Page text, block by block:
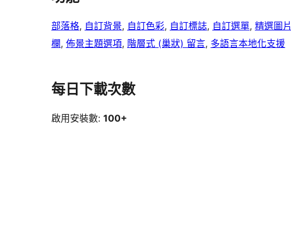
部落格, 自訂背景, 自訂色彩, 自訂標誌, 自訂選單, 精選圖片
欄, 佈景主題選項, 階層式 (巢狀) 留言, 多語言本地化支援
每日下載次數
啟用安裝數: 100+